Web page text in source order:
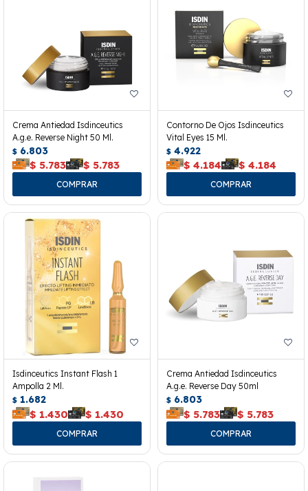
Crema Antiedad Isdinceutics
A.g.e. Reverse Night 50 Ml.
$ 6.803
$ 5.783 $ 5.783
Contorno De Ojos Isdinceutics
Vital Eyes 15 Ml.
$ 4.922
$ 4.184 $ 4.184
Isdinceutics Instant Flash 1
Ampolla 2 Ml.
$ 1.682
$ 1.430 $ 1.430
Crema Antiedad Isdinceutics
A.g.e. Reverse Day 50ml
$ 6.803
$ 5.783 $ 5.783